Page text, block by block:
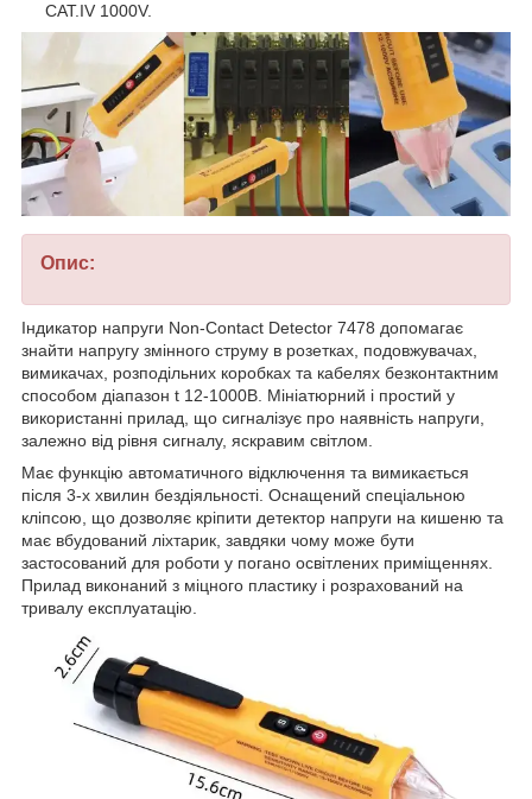
CAT.IV 1000V.
Опис:
Індикатор напруги Non-Contact Detector 7478 допомагає
знайти напругу змінного струму в розетках, подовжувачах,
вимикачах, розподільних коробках та кабелях безконтактним
способом діапазон t 12-1000В. Мініатюрний і простий у
використанні прилад, що сигналізує про наявність напруги,
залежно від рівня сигналу, яскравим світлом.
Має функцію автоматичного відключення та вимикається
після 3-х хвилин бездіяльності. Оснащений спеціальною
кліпсою, що дозволяє кріпити детектор напруги на кишеню та
має вбудований ліхтарик, завдяки чому може бути
застосований для роботи у погано освітлених приміщеннях.
Прилад виконаний з міцного пластику і розрахований на
тривалу експлуатацію.